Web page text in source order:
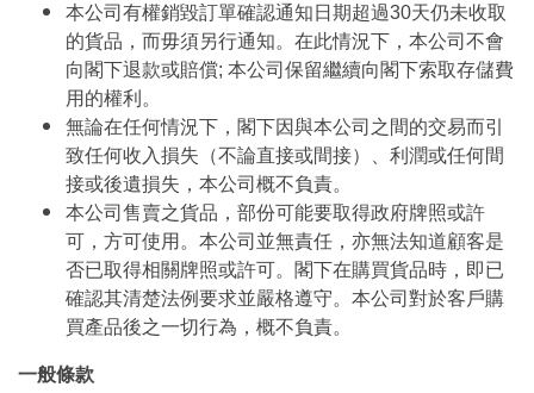
本公司有權銷毀訂單確認通知日期超過30天仍未收取
的貨品，而毋須另行通知。在此情況下，本公司不會
向閣下退款或賠償; 本公司保留繼續向閣下索取存儲費
用的權利。
無論在任何情況下，閣下因與本公司之間的交易而引
致任何收入損失（不論直接或間接）、利潤或任何間
接或後遺損失，本公司概不負責。
本公司售賣之貨品，部份可能要取得政府牌照或許
可，方可使用。本公司並無責任，亦無法知道顧客是
否已取得相關牌照或許可。閣下在購買貨品時，即已
確認其清楚法例要求並嚴格遵守。本公司對於客戶購
買產品後之一切行為，概不負責。
一般條款